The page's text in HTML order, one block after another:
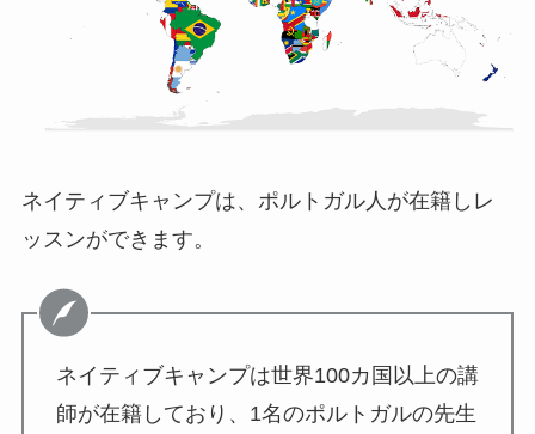
ネイティブキャンプは、ポルトガル人が在籍しレ
ッスンができます。
ネイティブキャンプは世界100カ国以上の講
師が在籍しており、1名のポルトガルの先生